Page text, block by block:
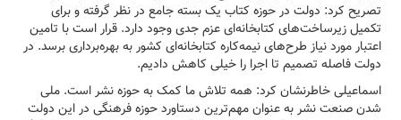
تصریح کرد: دولت در حوزه کتاب یک بسته جامع در نظر گرفته و برای
تکمیل زیرساخت‌های کتابخانه‌ای عزم جدی وجود دارد. قرار است با تامین
اعتبار مورد نیاز طرح‌های نیمه‌کاره کتابخانه‌ای کشور به بهره‌برداری برسد. در
دولت فاصله تصمیم تا اجرا را خیلی کاهش دادیم.
اسماعیلی خاطرنشان کرد: همه تلاش ما کمک به حوزه نشر است. ملی
شدن صنعت نشر به عنوان مهم‌ترین دستاورد حوزه فرهنگی در این دولت